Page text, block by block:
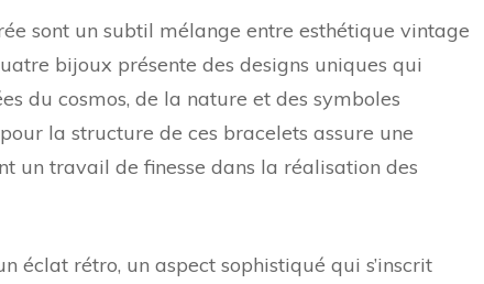
sont un subtil mélange entre esthétique vintage
bijoux présente des designs uniques qui
du cosmos, de la nature et des symboles
la structure de ces bracelets assure une
travail de finesse dans la réalisation des
éclat rétro, un aspect sophistiqué qui s’inscrit